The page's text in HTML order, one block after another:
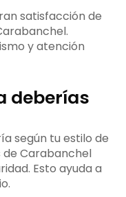
satisfacción de
y atención
deberías
según tu estilo de
de Carabanchel
Esto ayuda a